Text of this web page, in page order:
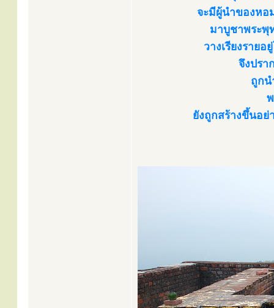
จะมีผู้นำของหอ
มาบูชาพระพุ
วางเรียงราย
จึงปรา
ถูกน
ยังถูกสร้างขึ้นอย่